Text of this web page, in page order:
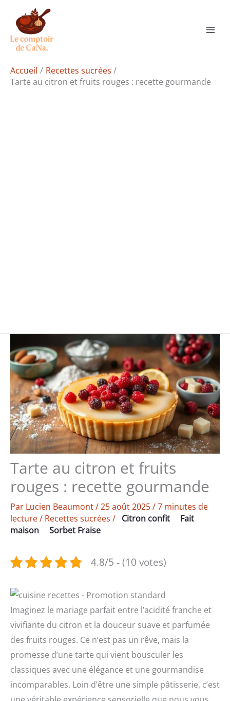
contenu
Accueil
Recettes sucrées
Tarte au citron et fruits rouges : recette gourmande
Tarte au citron et fruits
rouges : recette gourmande
Par Lucien Beaumont/25 août 2025/7 minutes de
lecture/ Recettes sucrées / Citron confit
Fait
maison
Sorbet Fraise
4.8/5 - (10 votes)
Imaginez le mariage parfait entre l’acidité franche et
vivifiante du citron et la douceur suave et parfumée
des fruits rouges. Ce n’est pas un rêve, mais la
promesse d’une tarte qui vient bousculer les
classiques avec une élégance et une gourmandise
incomparables. Loin d’être une simple pâtisserie, c’est
Rechercher